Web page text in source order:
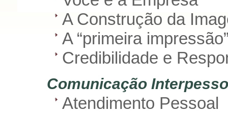
A Construção da
A “primeira
Credibilidade e
Comunicação
Atendimento Pessoal